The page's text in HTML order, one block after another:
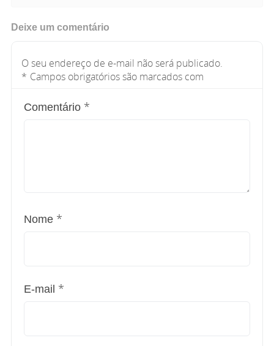
Deixe um comentário
O seu endereço de e-mail não será publicado.
Campos obrigatórios são marcados com
*
Comentário *
Nome *
E-mail *